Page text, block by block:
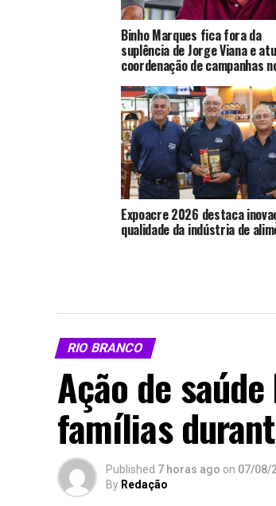
Binho Marques fica fora da
suplência de Jorge Viana e
coordenação de campanhas
Expoacre 2026 destaca
qualidade da indústria de
RIO BRANCO
Ação de
famílias
Published 7 horas ago on 07/08/
By Redação